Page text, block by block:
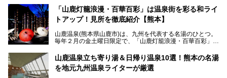
す。
中でも「耕きち(こうきち)の湯」は露天風呂を持たないもの
り一度廃業しましたが、2024年10月に営業再開。数多くの
温泉ファンに注目される名湯です。
今回は再開した耕きちの湯を訪問し、全浴室(男女別大浴
「山鹿灯籠浪漫・百華百彩」は温泉街を彩る和ライ
トアップ！見所を徹底紹介【熊本】
山鹿温泉(熊本県山鹿市)は、九州を代表する名湯のひとつ。
毎年２月の金土曜日限定で、「山鹿灯籠浪漫・百華百彩」
ます。和傘や竹、ろうそくなどを用いて、和情緒たっぷりの
ライトアップが無料で楽しめます。
山鹿温泉立ち寄り湯＆日帰り温泉10選！熊本の名湯
を地元九州温泉ライターが厳選